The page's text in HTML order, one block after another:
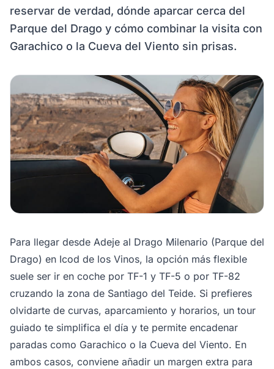
reservar de verdad, dónde aparcar cerca del
Parque del Drago y cómo combinar la visita con
Garachico o la Cueva del Viento sin prisas.
Para llegar desde Adeje al Drago Milenario (Parque del
Drago) en Icod de los Vinos, la opción más flexible
suele ser ir en coche por TF-1 y TF-5 o por TF-82
cruzando la zona de Santiago del Teide. Si prefieres
olvidarte de curvas, aparcamiento y horarios, un tour
guiado te simplifica el día y te permite encadenar
paradas como Garachico o la Cueva del Viento. En
ambos casos, conviene añadir un margen extra para